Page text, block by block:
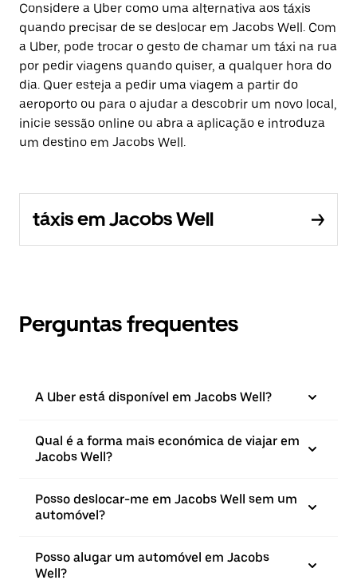
Considere a Uber como uma alternativa aos táxis
quando precisar de se deslocar em Jacobs Well. Com
a Uber, pode trocar o gesto de chamar um táxi na rua
por pedir viagens quando quiser, a qualquer hora do
dia. Quer esteja a pedir uma viagem a partir do
aeroporto ou para o ajudar a descobrir um novo local,
inicie sessão online ou abra a aplicação e introduza
um destino em Jacobs Well.
táxis em Jacobs Well
Perguntas frequentes
A Uber está disponível em Jacobs Well?
Qual é a forma mais económica de viajar em
Jacobs Well?
Posso deslocar-me em Jacobs Well sem um
automóvel?
Posso alugar um automóvel em Jacobs
Well?